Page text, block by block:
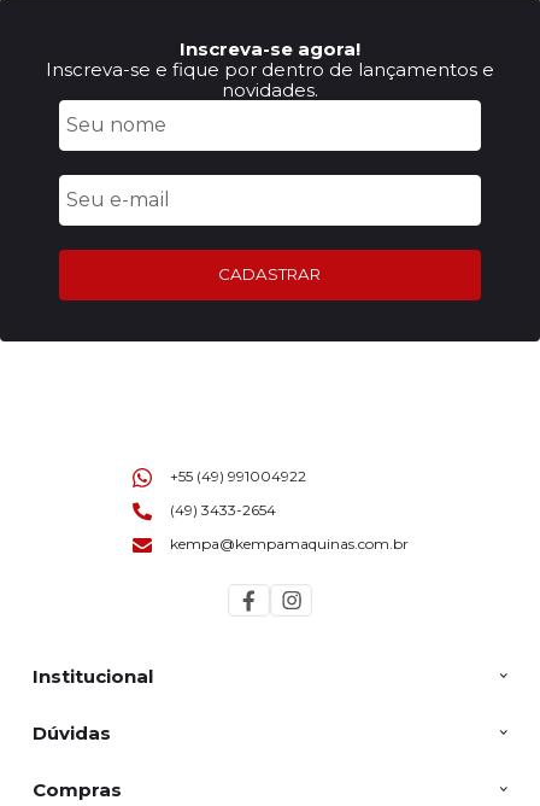
Inscreva-se agora!
Inscreva-se e fique por dentro de lançamentos e
novidades.
CADASTRAR
Institucional
Dúvidas
Compras
+55 (49) 991004922
(49) 3433-2654
kempa@kempamaquinas.com.br